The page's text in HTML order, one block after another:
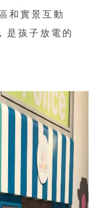
和實景互動
是孩子放電的